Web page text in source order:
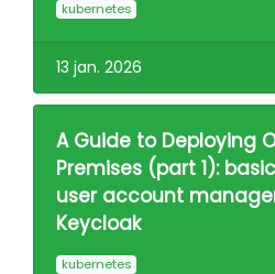
kubernetes
13 jan. 2026
A Guide to Deploying
Premises (part 1):
user account
Keycloak
kubernetes